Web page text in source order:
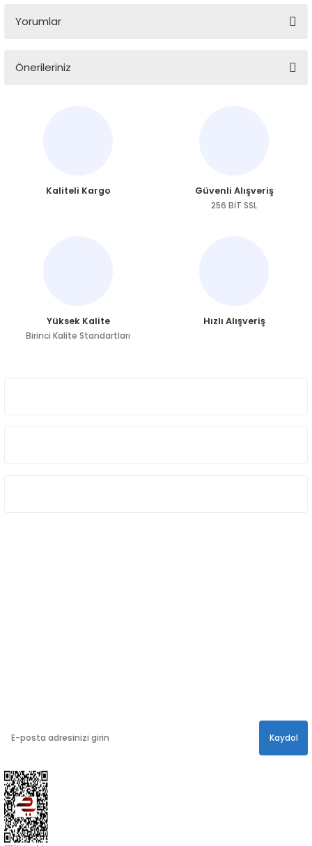
Yorumlar
Önerileriniz
Ürün açıklamasında eksik bilgiler bulunuyor.
Kaliteli Kargo Güvenli Alışveriş
256 BİT SSL
Yüksek Kalite
Birinci Kalite Standartları
Hızlı Alışveriş
Kaydol